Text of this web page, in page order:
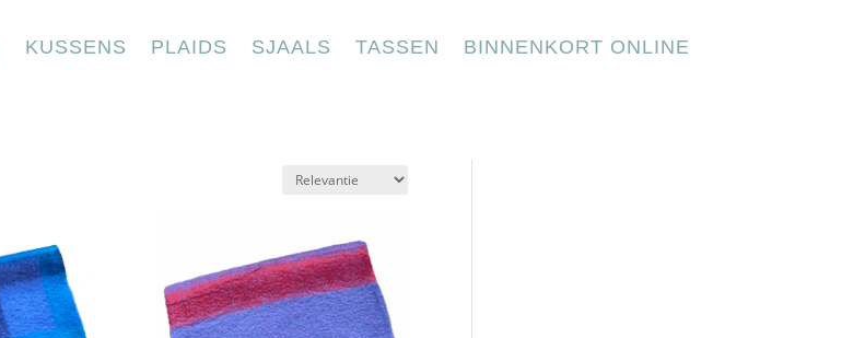
KUSSENS PLAIDS SJAALS TASSEN
BINNENKORT ONLINE